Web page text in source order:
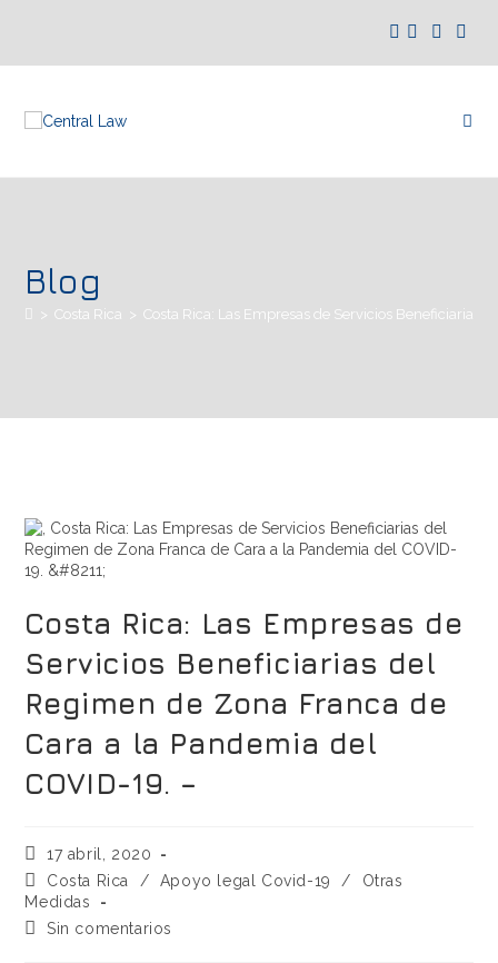
Blog
> Costa Rica > Costa Rica: Las Empresas de Servicios Beneficiarias
Costa Rica: Las Empresas de
Servicios Beneficiarias del
Regimen de Zona Franca de
Cara a la Pandemia del
COVID-19. –
17 abril, 2020
Costa Rica
/ Apoyo legal Covid-19 /
Otras
Medidas
Sin comentarios